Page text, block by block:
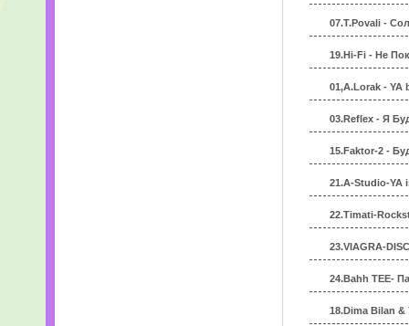
07.T.Povali -
19.Hi-Fi - Не
01,A.Lorak - YA
03.Reflex - Я
15.Faktor-2 -
21.A-Studio-YA
22.Timati-
23.VIAGRA-
24.Bahh TEE-
18.Dima Bilan &